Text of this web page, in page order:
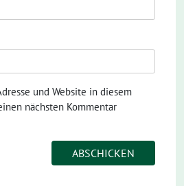
und Website in diesem
nächsten Kommentar